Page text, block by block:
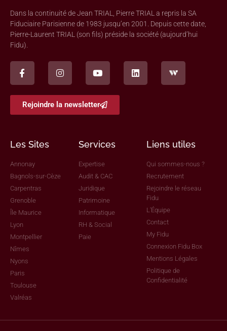
Dans la continuité de Jean TRIAL, Pierre TRIAL a repris la SA
Fiduciaire Parisienne de 1983 jusqu’en 2001. Depuis cette date,
Pierre-Laurent TRIAL (son fils) préside la société (aujourd’hui
Fidu).
Rejoindre la newsletter
Les Sites
Annonay
Bagnols-sur-Cèze
Carpentras
Grenoble
Île Maurice
Lyon
Montpellier
Nîmes
Nyons
Paris
Toulouse
Valréas
Services
Expertise
Audit & CAC
Juridique
Patrimoine
Informatique
RH & Social
Paie
Liens utiles
Qui sommes-nous ?
Recrutement
Rejoindre le réseau
Fidu
L'Équipe
Contact
My Fidu
Connexion Fidu Box
Mentions Légales
Politique de
Confidentialité